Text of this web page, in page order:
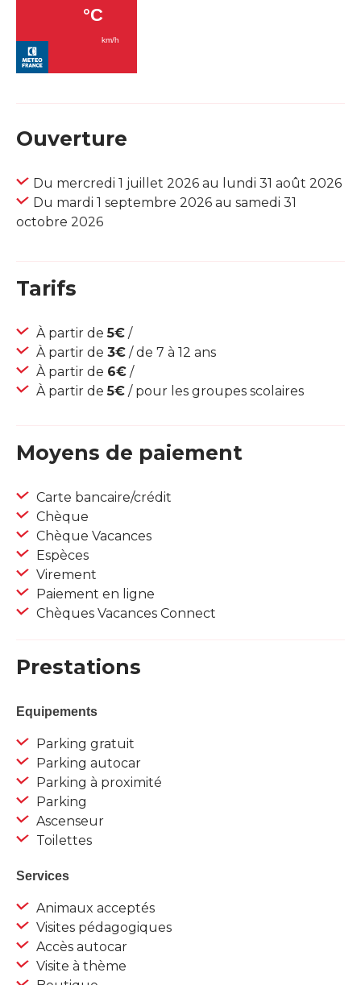
Ouverture
Du mercredi 1 juillet 2026 au lundi 31 août 2026
Du mardi 1 septembre 2026 au samedi 31
octobre 2026
Tarifs
À partir de5€ /
À partir de 3€ / de 7 à 12 ans
À partir de 6€ /
À partir de5€ / pour les groupes scolaires
Moyens de paiement
Carte bancaire/crédit
Chèque
Chèque Vacances
Espèces
Virement
Paiement en ligne
Chèques Vacances Connect
Prestations
Equipements
Parking gratuit
Parking autocar
Parking à proximité
Parking
Ascenseur
Toilettes
Services
Animaux acceptés
Visites pédagogiques
Accès autocar
Visite à thème